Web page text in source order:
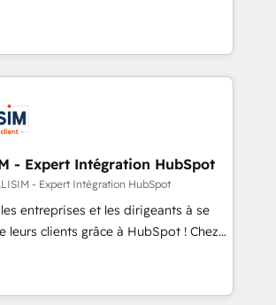
Onboarding , Data
Integration & Platform
to help you
your investment in HubSpot.
Partner offering you a roadmap on
and achieving Commercial
our targeted processes, we
digital transformation and minimize
partner, we provide expertise to
Since 2015 we are fully
and with an experienced
work with reputable companies in
as manufacturing, SaaS and
We prepare a customized
digital transformation, including a
rationale with a focus on ROI and
- Expert Intégration HubSpot
- Expert Intégration HubSpot
entreprises et les dirigeants à se
leurs clients grâce à HubSpot ! Chez
nous avons l'intime conviction que la
passe par l’innovation web,
et la relation client ! C'est